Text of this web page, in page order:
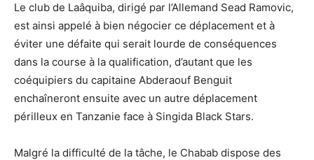
Le club de Laâquiba, dirigé par l’Allemand Sead Ramovic,
est ainsi appelé à bien négocier ce déplacement et à
éviter une défaite qui serait lourde de conséquences
dans la course à la qualification, d’autant que les
coéquipiers du capitaine Abderaouf Benguit
enchaîneront ensuite avec un autre déplacement
périlleux en Tanzanie face à Singida Black Stars.
Malgré la difficulté de la tâche, le Chabab dispose des